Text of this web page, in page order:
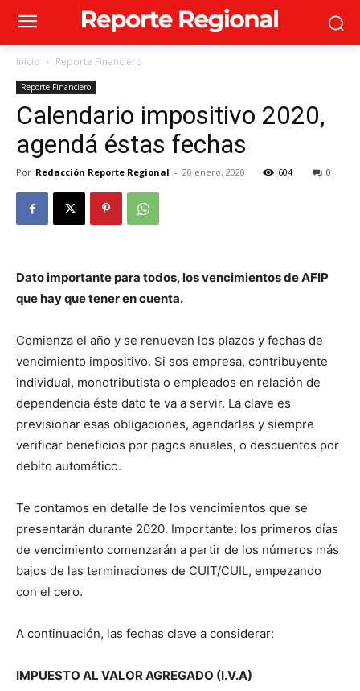
Inicio Reporte Financiero
Reporte Financiero
Calendario impositivo 2020,
agendá éstas fechas
Por Redacción Reporte Regional - 20 enero, 2020 604 0
Dato importante para todos, los vencimientos de AFIP
que hay que tener en cuenta.
Comienza el año y se renuevan los plazos y fechas de
vencimiento impositivo. Si sos empresa, contribuyente
individual, monotributista o empleados en relación de
dependencia éste dato te va a servir. La clave es
previsionar esas obligaciones, agendarlas y siempre
verificar beneficios por pagos anuales, o descuentos por
debito automático.
Te contamos en detalle de los vencimientos que se
presentarán durante 2020. Importante: los primeros días
de vencimiento comenzarán a partir de los números más
bajos de las terminaciones de CUIT/CUIL, empezando
con el cero.
A continuación, las fechas clave a considerar:
IMPUESTO AL VALOR AGREGADO (I.V.A)